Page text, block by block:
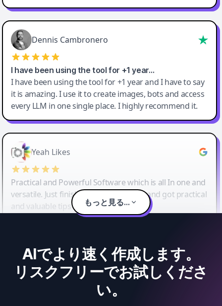
Dennis Cambronero
I have been using the tool for +1 year…
I have been using the tool for +1 year and I have to say
it is amazing. I use it to create images, bots and access
every LLM in one single place. I highly recommend it.
Yeah Likes
Practical and Powerful Software which is all In one and
versatile. Just finished their workshop and got practical
and valuable tips and tricks.
もっと見る...
AIでより速く作成します。
リスクフリーでお試しくださ
い。